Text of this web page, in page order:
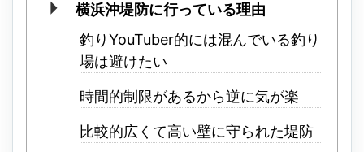
横浜沖堤防に行っている理由
釣りYouTuber的には混んでいる釣り
場は避けたい
時間的制限があるから逆に気が楽
比較的広くて高い壁に守られた堤防